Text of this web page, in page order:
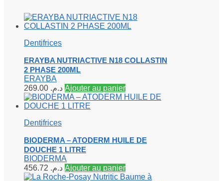
Dentifrices
ERAYBA NUTRIACTIVE N18 COLLASTIN
2 PHASE 200ML
ERAYBA
د.م. Ajouter au panier
Dentifrices
BIODERMA – ATODERM HUILE DE
DOUCHE 1 LITRE
BIODERMA
د.م. Ajouter au panier